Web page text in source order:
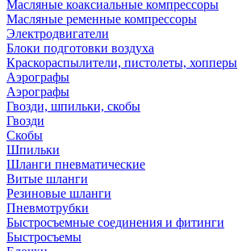
Масляные коаксиальные компрессоры
Масляные ременные компрессоры
Электродвигатели
Блоки подготовки воздуха
Краскораспылители, пистолеты, хопперы
Аэрографы
Аэрографы
Гвозди, шпильки, скобы
Гвозди
Скобы
Шпильки
Шланги пневматические
Витые шланги
Резиновые шланги
Пневмотрубки
Быстросъемные соединения и фитинги
Быстросъемы